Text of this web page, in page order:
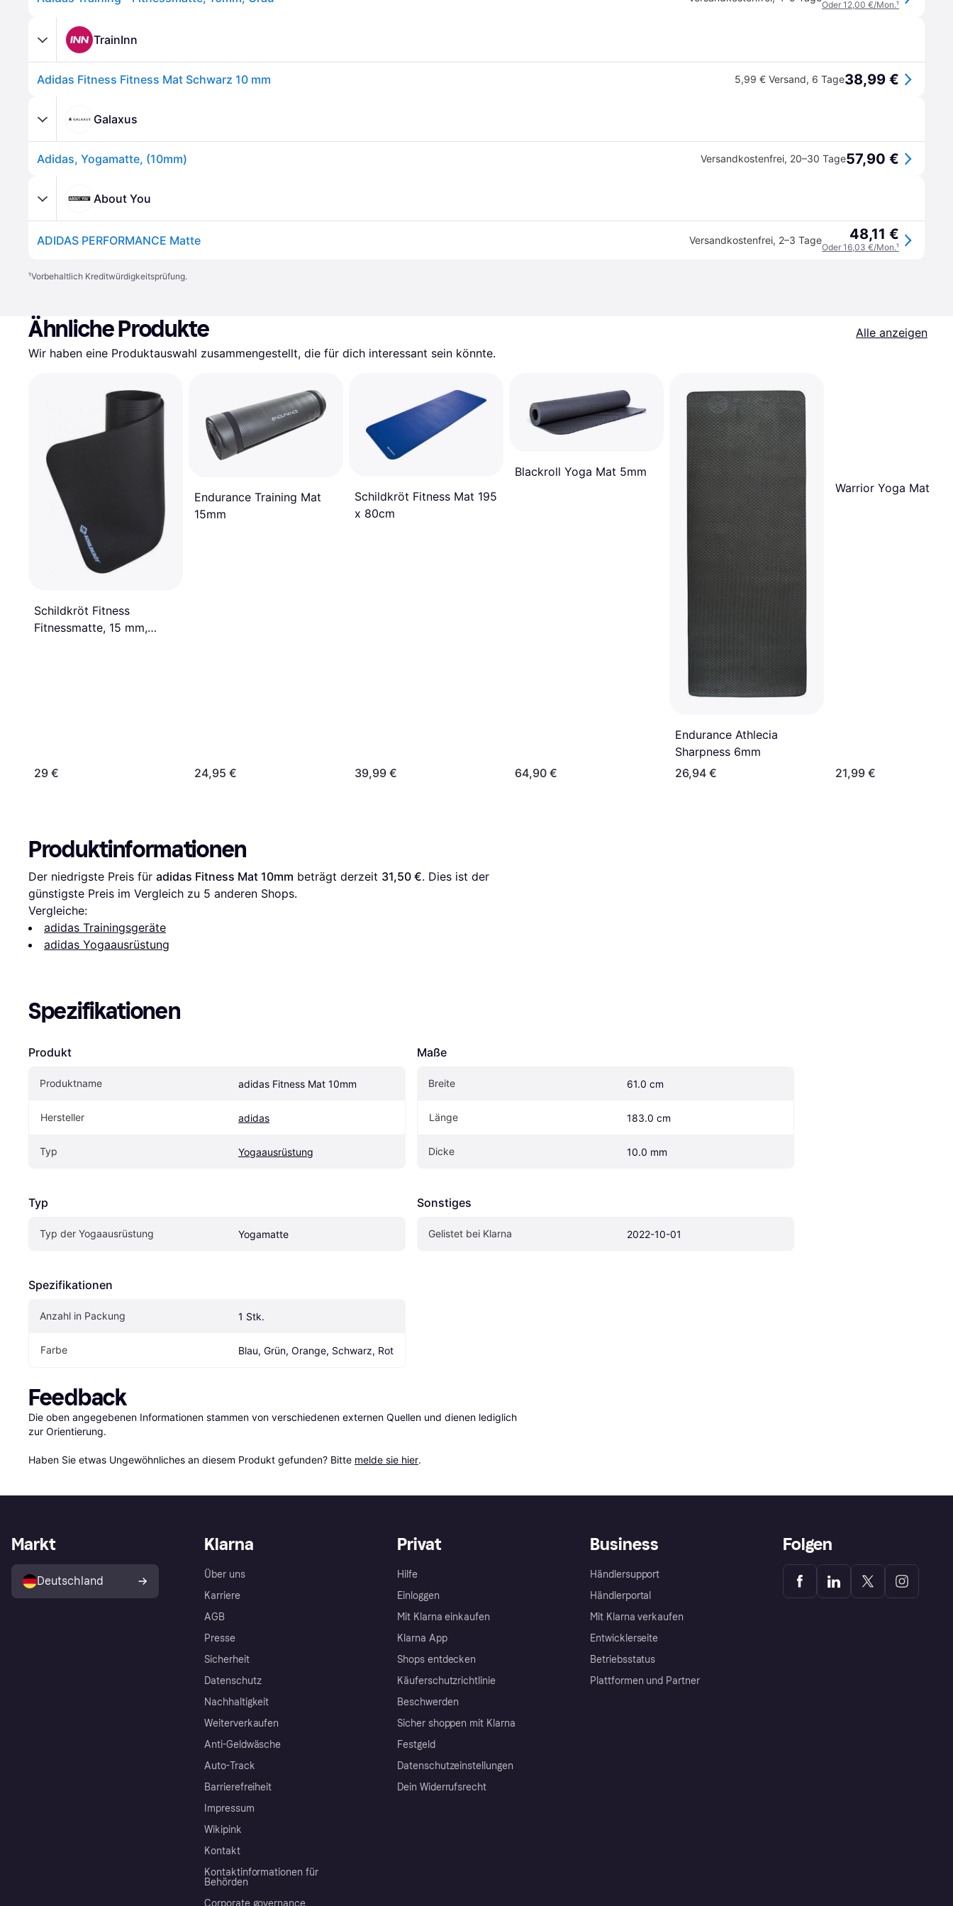
Oder 12,00 €/Mon.¹
TrainInn
Adidas Fitness Fitness Mat Schwarz 10 mm 5,99 € Versand, 6 Tage38,99 €
Galaxus
Adidas, Yogamatte, (10mm) Versandkostenfrei, 20–30 Tage57,90 €
About You
ADIDAS PERFORMANCE Matte Versandkostenfrei, 2–3 Tage 48,11 €
Oder 16,03 €/Mon.¹
¹Vorbehaltlich Kreditwürdigkeitsprüfung.
Ähnliche Produkte
Alle anzeigen
Wir haben eine Produktauswahl zusammengestellt, die für dich interessant sein könnte.
Schildkröt Fitness
Fitnessmatte, 15 mm,
29 €
Endurance Training Mat
15mm
24,95 €
Schildkröt Fitness Mat 195
x 80cm
39,99 €
Blackroll Yoga Mat 5mm
64,90 €
Endurance Athlecia
Sharpness 6mm
26,94 €
Warrior Yoga Mat
21,99 €
Produktinformationen
Der niedrigste Preis für adidas Fitness Mat 10mm beträgt derzeit 31,50 €. Dies ist der
günstigste Preis im Vergleich zu 5 anderen Shops.
Vergleiche:
adidas Trainingsgeräte
adidas Yogaausrüstung
Spezifikationen
Produkt
Produktname adidas Fitness Mat 10mm
Hersteller adidas
Typ Yogaausrüstung
Typ
Typ der Yogaausrüstung Yogamatte
Spezifikationen
Anzahl in Packung 1 Stk.
Farbe Blau, Grün, Orange, Schwarz, Rot
Maße
Breite 61.0 cm
Länge 183.0 cm
Dicke 10.0 mm
Sonstiges
Gelistet bei Klarna 2022-10-01
Feedback
Die oben angegebenen Informationen stammen von verschiedenen externen Quellen und dienen lediglich
zur Orientierung.
Haben Sie etwas Ungewöhnliches an diesem Produkt gefunden? Bitte melde sie hier.
Klarna
Über uns
Karriere
AGB
Presse
Sicherheit
Datenschutz
Nachhaltigkeit
Weiterverkaufen
Anti-Geldwäsche
Auto-Track
Barrierefreiheit
Impressum
Wikipink
Kontakt
Kontaktinformationen für
Behörden
Corporate governance
Privat
Hilfe
Einloggen
Mit Klarna einkaufen
Klarna App
Shops entdecken
Käuferschutzrichtlinie
Beschwerden
Sicher shoppen mit Klarna
Festgeld
Datenschutzeinstellungen
Dein Widerrufsrecht
Business
Händlersupport
Händlerportal
Mit Klarna verkaufen
Entwicklerseite
Betriebsstatus
Plattformen und Partner
Markt
Deutschland
Folgen